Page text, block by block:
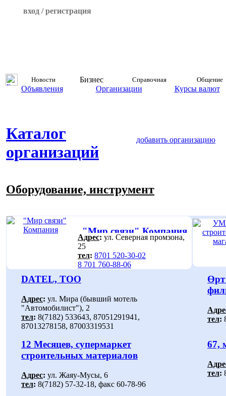
вход / регистрация
Новости Бизнес Справочная Общение
Объявления Организации Курсы валют
Каталог
организаций
добавить организацию
Оборудование, инструмент
"Мир связи" Компания
Адрес: ул. Северная промзона,
25
тел: 8701 520-30-02
8 701 760-88-06
DATEL, ТОО
Адрес: ул. Мира (бывший мотель
"Автомобилист"), 2
тел: 8(7182) 533643, 87051291941,
87013278158, 87003319531
Өрт
тел:
12 Месяцев, супермаркет
строительных материалов
Адрес: ул. Жаяу-Мусы, 6
тел: 8(7182) 57-32-18, факс 60-78-96
67,
тел: